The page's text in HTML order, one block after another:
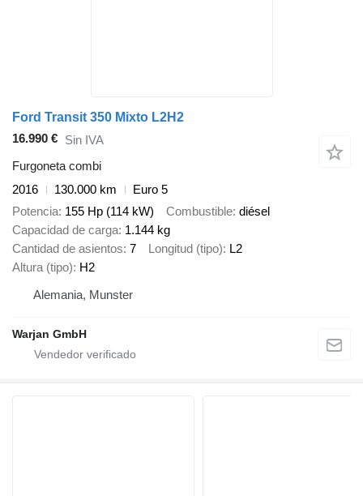
Ford Transit 350 Mixto L2H2
16.990 € Sin IVA
Furgoneta combi
2016
130.000 km
Euro 5
Potencia 155 Hp (114 kW) Combustible diésel
Capacidad de carga 1.144 kg
Cantidad de asientos 7 Longitud (tipo) L2
Altura (tipo) H2
Alemania, Munster
Warjan GmbH